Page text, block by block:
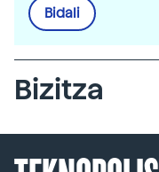
Bidali
Bizitza